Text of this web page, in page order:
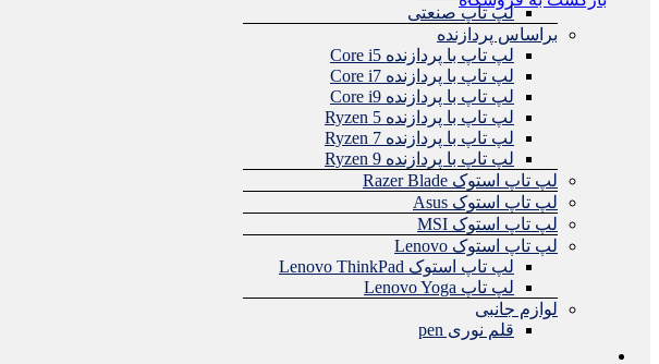
لپ تاپ صنعتی
براساس پردازنده
لپ تاپ با پردازنده Core i5
لپ تاپ با پردازنده Core i7
لپ تاپ با پردازنده Core i9
لپ تاپ با پردازنده Ryzen 5
لپ تاپ با پردازنده Ryzen 7
لپ تاپ با پردازنده Ryzen 9
لپ تاپ استوک Razer Blade
لپ تاپ استوک Asus
لپ تاپ استوک MSI
لپ تاپ استوک Lenovo
لپ تاپ استوک Lenovo ThinkPad
لپ تاپ Lenovo Yoga
لوازم جانبی
قلم نوری pen